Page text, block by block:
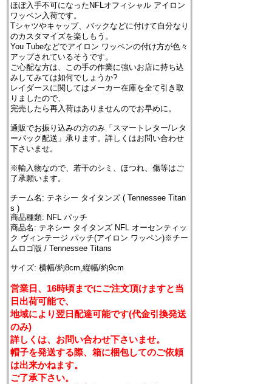
ほぼ入手不可になったNFLオフィシャル アイロン
ワッペン入荷です。
Tシャツやキャップ、バックなどに付けて自分なり
のカスタマイズを楽しもう。
You Tubeなどでアイロン ワッペンの付け方が色々
アップされているそうです。
ご心配な方は、この手の作業に強いお店に持ち込
みしてみては如何でしょうか?
レイダースに関してはメーカー在庫を全て引き取
りましたので、
完売したら再入荷はありませんのでお早めに。
通販でお振り込みの方のみ「スマートレター/レタ
ーパック配送」承ります。詳しくはお問い合わせ
下さいませ。
※輸入物なので、若干のシミ、ほつれ、傷等はご
了承願います。
チーム名: テネシー タイタンズ ( Tennessee Titan
s )
商品種類: NFL パッチ
商品名: テネシー タイタンズ NFL オーセンティッ
ク ヴィンテージ パッチ(アイロン ワッペン)※チー
ムロゴ版 / Tennessee Titans
サイズ: 横幅/約8cm,縦幅/約9cm
営業日、16時頃までにご注文頂けますと当
日出荷可能で、
地域により翌日配達可能です(代金引換発送
のみ)
詳しくは、お問い合わせ下さいませ。
帽子を発送する際、箱に梱包してのご依頼
は出来かねます。
ご了承下さい。